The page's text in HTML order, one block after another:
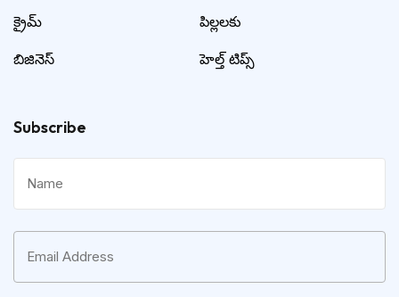
క్రైమ్
బిజినెస్
పిల్లలకు
హెల్త్ టిప్స్
Subscribe